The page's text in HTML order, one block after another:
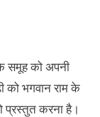
के समूह को अपनी
को भगवान राम के
प्रस्तुत करना है।